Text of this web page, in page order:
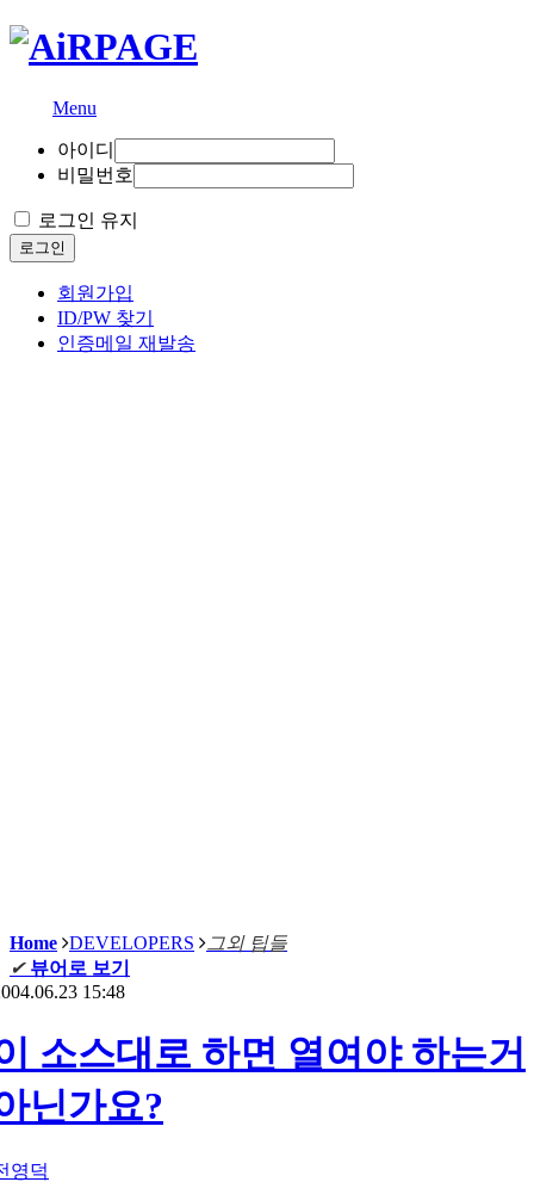
Menu
아이디
비밀번호
로그인 유지
로그인
회원가입
ID/PW 찾기
인증메일 재발송
Home DEVELOPERS
그외 팁들
✔ 뷰어로 보기
15:48
소스대로 하면 열여야 하는거
닌가요?
영덕